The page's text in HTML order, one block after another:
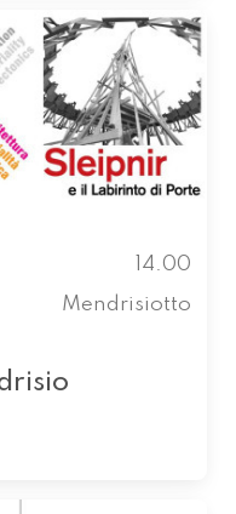
14.00
Mendrisiotto